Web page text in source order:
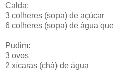
Calda:
3 colheres (sopa) de açúcar
6 colheres (sopa) de água
Pudim:
3 ovos
2 xícaras (chá) de água